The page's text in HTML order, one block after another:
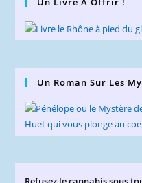
Un Roman Sur Les